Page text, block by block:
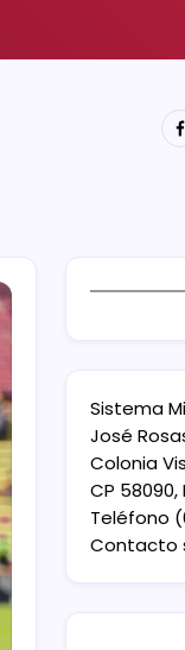
Sistema
José
Colonia
CP 58090,
Teléfono
Contacto